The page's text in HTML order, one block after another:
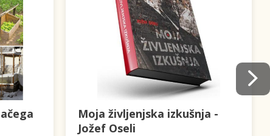
Moja življenjska izkušnja -
Jožef Oseli